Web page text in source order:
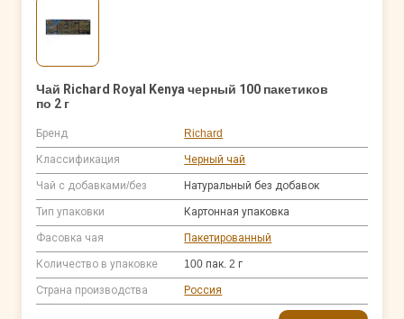
Чай Richard Royal Kenya черный 100 пакетиков
по 2 г
Бренд Richard
Классификация Черный чай
Чай с добавками/без Натуральный без добавок
Тип упаковки Картонная упаковка
Фасовка чая Пакетированный
Количество в упаковке 100 пак. 2 г
Страна производства Россия